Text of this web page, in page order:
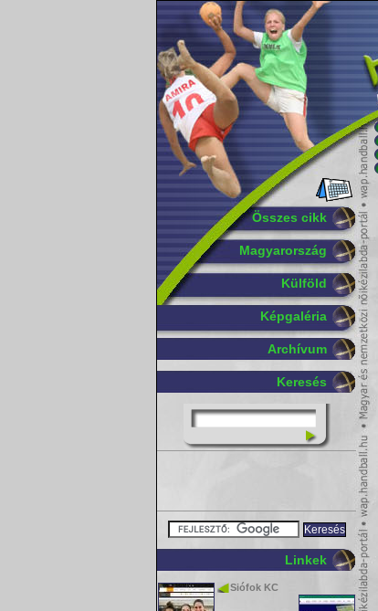
Összes cikk
Magyarország
Külföld
Képgaléria
Archívum
Keresés
Linkek
Siófok KC